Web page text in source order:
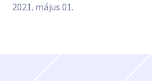
2021. május 01.